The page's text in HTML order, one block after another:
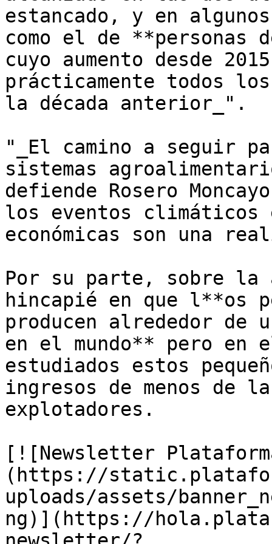
estancado, y en
como el de **personas
cuyo aumento desde
prácticamente todos
la década anterior_".
"_El camino a seguir
sistemas
defiende Rosero
los eventos climáticos
económicas son una
Por su parte, sobre la
hincapié en que l**os
producen alrededor
en el mundo** pero en
estudiados estos
ingresos de menos de
explotadores.
[![Newsletter
(https://
uploads/assets/
ng)](https://